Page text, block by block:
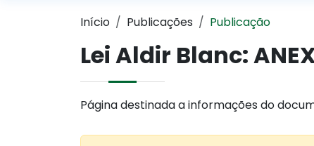
Início Publicações Publicação
Lei Aldir Blanc:
Página destinada a informações do